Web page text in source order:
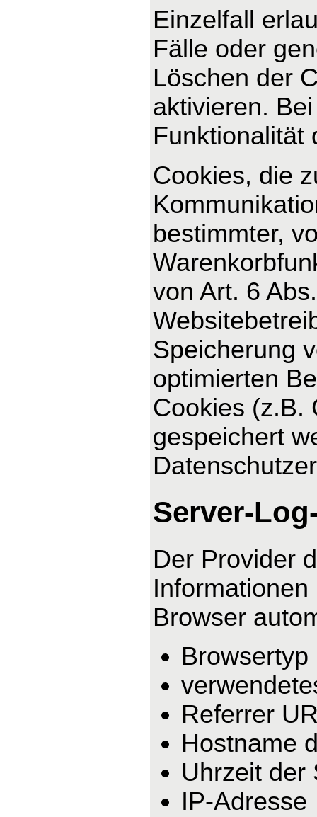
Einzelfall
Fälle oder
Löschen der
aktivieren.
Funktionalität
Cookies, die
bestimmter,
von Art. 6
Speicherung
optimierten
Cookies (z.B.
gespeichert
Server-
Der Provider
Browser
Referrer
Hostname
Uhrzeit der
IP-Adresse